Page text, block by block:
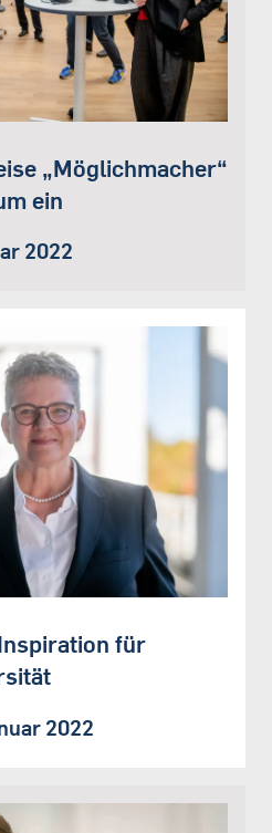
„Möglichmacher“
ein
2022
für
2022